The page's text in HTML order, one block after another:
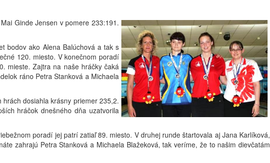
Ginde Jensen v pomere 233:191.
bodov ako Alena Balúchová a tak s
120. miesto. V konečnom poradí
mieste. Zajtra na naše hráčky čaká
ráno Petra Stanková a Michaela
dosiahla krásny priemer 235,2.
hráčok dnešného dňa uzatvorila
poradí jej patrí zatiaľ 89. miesto. V druhej runde štartovala aj Jana Karlíková,
zahrajú Petra Stanková a Michaela Blažeková, tak veríme, že to našim dievčatám